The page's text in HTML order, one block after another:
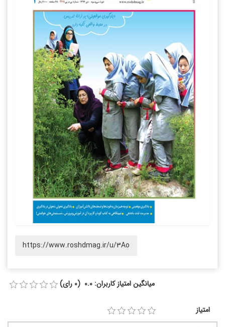
https://www.roshdmag.ir/u/3Ao
میانگین امتیاز کاربران: 0.0 (0 رای)
امتیاز